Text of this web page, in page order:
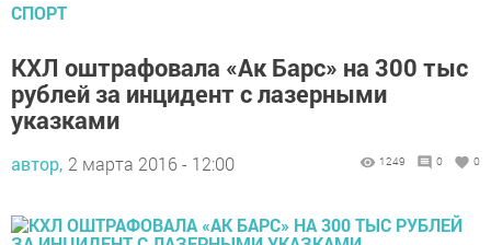
СПОРТ
КХЛ оштрафовала «Ак Барс» на 300 тыс
рублей за инцидент с лазерными
указками
автор, 2 марта 2016 - 12:00 1249 0 0